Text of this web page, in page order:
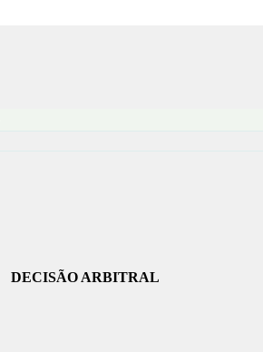
DECISÃO ARBITRAL